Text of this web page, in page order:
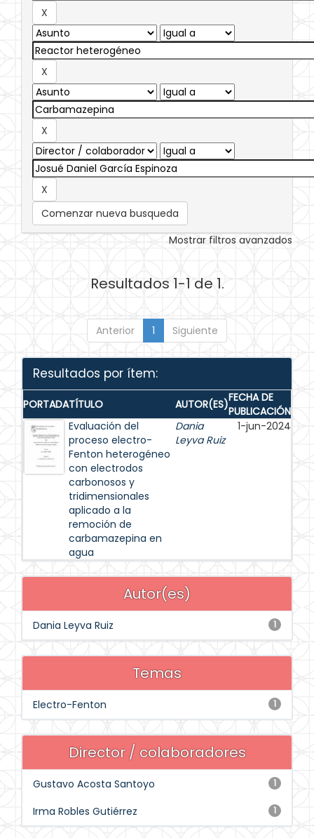
Comenzar nueva busqueda
Mostrar filtros avanzados
Resultados 1-1 de 1.
Anterior 1 Siguiente
Resultados por ítem:
PORTADATÍTULO AUTOR(ES)FECHA DE
PUBLICACIÓN
Evaluación del
proceso electro-
Fenton heterogéneo
con electrodos
carbonosos y
tridimensionales
aplicado a la
remoción de
carbamazepina en
agua
Dania
Leyva Ruiz
1-jun-2024
Autor(es)
1
Dania Leyva Ruiz
Temas
1
Electro-Fenton
Director / colaboradores
1
Gustavo Acosta Santoyo
1
Irma Robles Gutiérrez